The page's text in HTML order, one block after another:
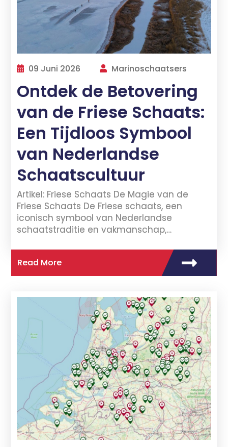
09 Juni 2026 Marinoschaatsers
Ontdek de Betovering
van de Friese Schaats:
Een Tijdloos Symbool
van Nederlandse
Schaatscultuur
Artikel: Friese Schaats De Magie van de
Friese Schaats De Friese schaats, een
iconisch symbool van Nederlandse
schaatstraditie en vakmanschap,…
Read More